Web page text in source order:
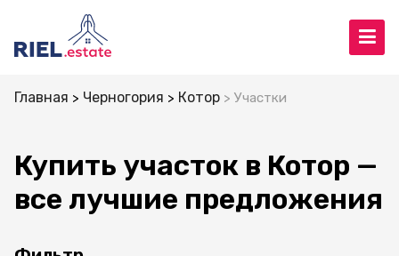
Главная Черногория Котор Участки
Купить участок в Котор —
все лучшие предложения